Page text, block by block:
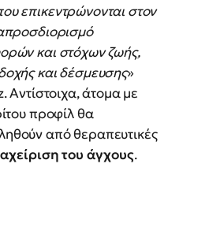
επικεντρώνονται στον
και στόχων ζωής,
και δέσμευσης»
άτομα με
προφίλ θα
από θεραπευτικές
του άγχους.